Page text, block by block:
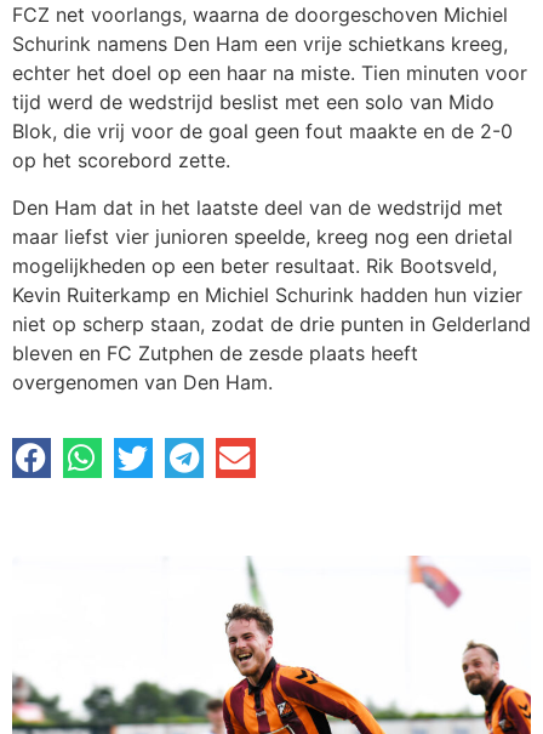
FCZ net voorlangs, waarna de doorgeschoven Michiel
Schurink namens Den Ham een vrije schietkans kreeg,
echter het doel op een haar na miste. Tien minuten voor
tijd werd de wedstrijd beslist met een solo van Mido
Blok, die vrij voor de goal geen fout maakte en de 2-0
op het scorebord zette.
Den Ham dat in het laatste deel van de wedstrijd met
maar liefst vier junioren speelde, kreeg nog een drietal
mogelijkheden op een beter resultaat. Rik Bootsveld,
Kevin Ruiterkamp en Michiel Schurink hadden hun vizier
niet op scherp staan, zodat de drie punten in Gelderland
bleven en FC Zutphen de zesde plaats heeft
overgenomen van Den Ham.